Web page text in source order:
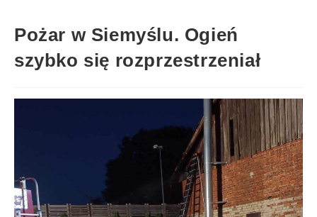
Pożar w Siemyślu. Ogień
szybko się rozprzestrzeniał